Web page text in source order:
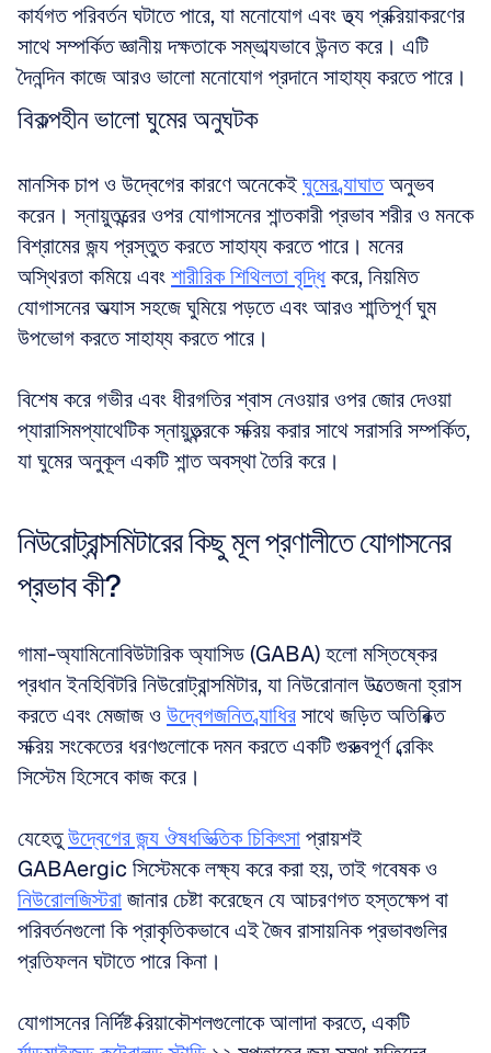
কার্যগত পরিবর্তন ঘটাতে পারে, যা মনোযোগ এবং তথ্য প্রক্রিয়াকরণের
সাথে সম্পর্কিত জ্ঞানীয় দক্ষতাকে সম্ভাব্যভাবে উন্নত করে। এটি
দৈনন্দিন কাজে আরও ভালো মনোযোগ প্রদানে সাহায্য করতে পারে।
বিকল্পহীন ভালো ঘুমের অনুঘটক
মানসিক চাপ ও উদ্বেগের কারণে অনেকেই ঘুমের ব্যাঘাত অনুভব
করেন। স্নায়ুতন্ত্রের ওপর যোগাসনের শান্তকারী প্রভাব শরীর ও মনকে
বিশ্রামের জন্য প্রস্তুত করতে সাহায্য করতে পারে। মনের
অস্থিরতা কমিয়ে এবং শারীরিক শিথিলতা বৃদ্ধি করে, নিয়মিত
যোগাসনের অভ্যাস সহজে ঘুমিয়ে পড়তে এবং আরও শান্তিপূর্ণ ঘুম
উপভোগ করতে সাহায্য করতে পারে।
বিশেষ করে গভীর এবং ধীরগতির শ্বাস নেওয়ার ওপর জোর দেওয়া
প্যারাসিমপ্যাথেটিক স্নায়ুতন্ত্রকে সক্রিয় করার সাথে সরাসরি সম্পর্কিত,
যা ঘুমের অনুকূল একটি শান্ত অবস্থা তৈরি করে।
নিউরোট্রান্সমিটারের কিছু মূল প্রণালীতে যোগাসনের
প্রভাব কী?
গামা-অ্যামিনোবিউটারিক অ্যাসিড (GABA) হলো মস্তিষ্কের
প্রধান ইনহিবিটরি নিউরোট্রান্সমিটার, যা নিউরোনাল উত্তেজনা হ্রাস
করতে এবং মেজাজ ও উদ্বেগজনিত ব্যাধির সাথে জড়িত অতিরিক্ত
সক্রিয় সংকেতের ধরণগুলোকে দমন করতে একটি গুরুত্বপূর্ণ ব্রেকিং
সিস্টেম হিসেবে কাজ করে।
যেহেতু উদ্বেগের জন্য ঔষধভিত্তিক চিকিৎসা প্রায়শই
নিউরোলজিস্টরা জানার চেষ্টা করেছেন যে আচরণগত হস্তক্ষেপ বা
পরিবর্তনগুলো কি প্রাকৃতিকভাবে এই জৈব রাসায়নিক প্রভাবগুলির
প্রতিফলন ঘটাতে পারে কিনা।